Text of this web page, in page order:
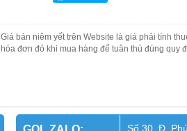
Giá bán niêm yết trên Website là giá phải tính
hóa đơn đỏ khi mua hàng để tuân thủ đúng quy
Số 30, Đ.